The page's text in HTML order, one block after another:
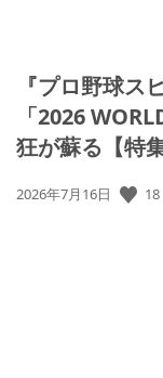
『プロ野球ス
「2026
狂が蘇る【特集
公
2026年7月16日 18